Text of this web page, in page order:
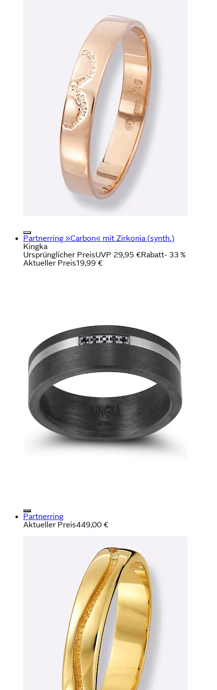
Partnerring »Carbon« mit Zirkonia (synth.)
Kingka
Ursprünglicher PreisUVP 29,95 €Rabatt- 33 %
Aktueller Preis19,99 €
Partnerring
Aktueller Preis449,00 €